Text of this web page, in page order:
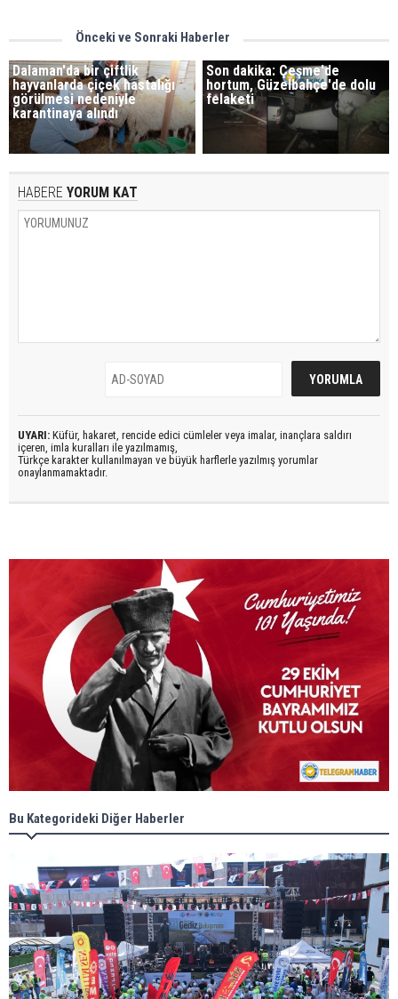
Önceki ve Sonraki Haberler
Dalaman'da bir çiftlik
hayvanlarda çiçek hastalığı
görülmesi nedeniyle
karantinaya alındı
Son dakika: Çeşme'de
hortum, Güzelbahçe'de dolu
felaketi
HABERE YORUM KAT
UYARI: Küfür, hakaret, rencide edici cümleler veya imalar, inançlara saldırı
içeren, imla kuralları ile yazılmamış,
Türkçe karakter kullanılmayan ve büyük harflerle yazılmış yorumlar
onaylanmamaktadır.
Bu Kategorideki Diğer Haberler